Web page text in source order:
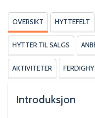
OVERSIKT HYTTEFELT
HYTTER TIL SALGS
AKTIVITETER
Introduksjon